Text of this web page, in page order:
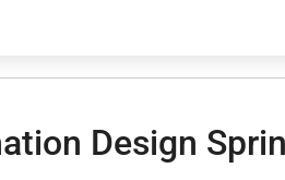
Design